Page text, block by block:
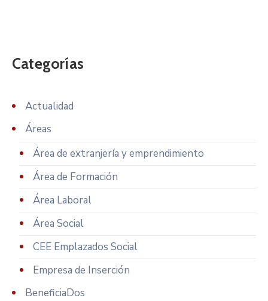
Categorías
Actualidad
Áreas
Área de extranjería y emprendimiento
Área de Formación
Área Laboral
Área Social
CEE Emplazados Social
Empresa de Inserción
BeneficiaDos